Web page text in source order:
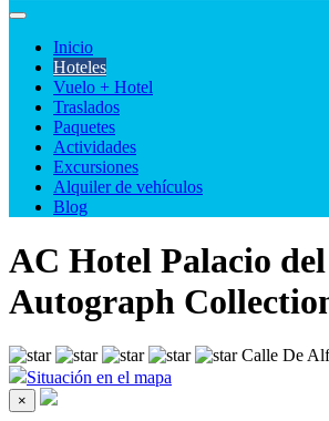
Inicio
Hoteles
Vuelo + Hotel
Traslados
Paquetes
Actividades
Excursiones
Alquiler de vehículos
Blog
AC Hotel Palacio
Autograph
Calle De
Situación en el mapa
×